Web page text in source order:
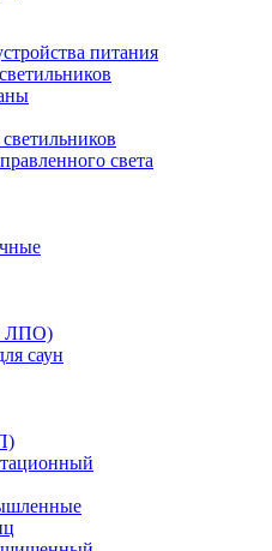
питания
света
ЛПО)
саун